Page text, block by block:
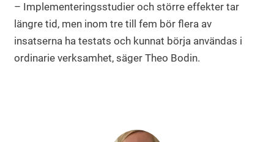
– Implementeringsstudier och större effekter tar
längre tid, men inom tre till fem bör flera av
insatserna ha testats och kunnat börja användas i
ordinarie verksamhet, säger Theo Bodin.